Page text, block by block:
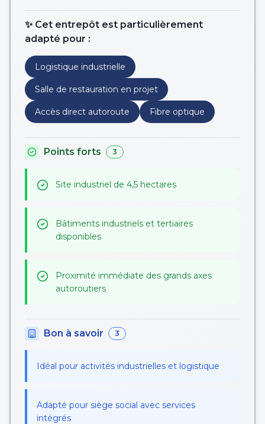
✨ Cet entrepôt est particulièrement
adapté pour :
Logistique industrielle
Salle de restauration en projet
Accès direct autoroute Fibre optique
Points forts 3
Site industriel de 4,5 hectares
Bâtiments industriels et tertiaires
disponibles
Proximité immédiate des grands axes
autoroutiers
Bon à savoir 3
Idéal pour activités industrielles et logistique
Adapté pour siège social avec services
intégrés